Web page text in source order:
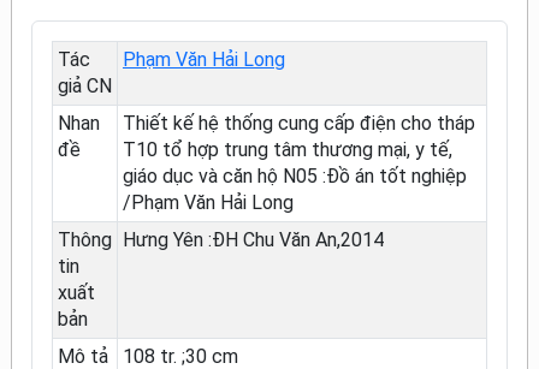
Tác
giả CN
Phạm Văn Hải Long
Nhan
đề
Thiết kế hệ thống cung cấp điện cho tháp
T10 tổ hợp trung tâm thương mại, y tế,
giáo dục và căn hộ N05 :Đồ án tốt nghiệp
/Phạm Văn Hải Long
Thông
tin
xuất
bản
Hưng Yên :ĐH Chu Văn An,2014
Mô tả
108 tr. ;30 cm